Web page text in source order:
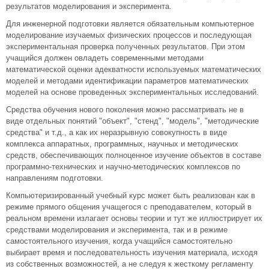
результатов моделирования и эксперимента.
Для инженерной подготовки является обязательным компьютерное
моделирование изучаемых физических процессов и последующая
экспериментальная проверка полученных результатов. При этом
учащийся должен овладеть современными методами
математической оценки адекватности используемых математических
моделей и методами идентификации параметров математических
моделей на основе проведенных экспериментальных исследований.
Средства обучения нового поколения можно рассматривать не в
виде отдельных понятий "объект", "стенд", "модель", "методические
средства" и т.д., а как их неразрывную совокупность в виде
комплекса аппаратных, программных, научных и методических
средств, обеспечивающих полноценное изучение объектов в составе
программно-технических и научно-методических комплексов по
направлениям подготовки.
Компьютеризированный учебный курс может быть реализован как в
режиме прямого общения учащегося с преподавателем, который в
реальном времени излагает основы теории и тут же иллюстрирует их
средствами моделирования и эксперимента, так и в режиме
самостоятельного изучения, когда учащийся самостоятельно
выбирает время и последовательность изучения материала, исходя
из собственных возможностей, а не следуя к жесткому регламенту